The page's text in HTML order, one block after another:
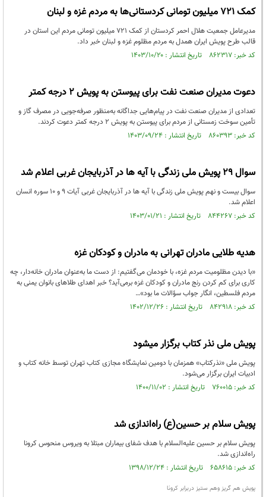
کمک ۷۲۱ میلیون تومانی کردستانی‌ها به مردم غزه و لبنان
مدیرعامل جمعیت هلال احمر کردستان از کمک ۷۲۱ میلیون تومانی مردم این استان در
قالب طرح پویش ایران همدل به مردم مظلوم غزه و لبنان خبر داد.
کد خبر: ۸۶۲۳۱۷ تاریخ انتشار : ۱۴۰۳/۱۰/۲۰
دعوت مدیران صنعت نفت برای پیوستن به پویش ۲ درجه کمتر
تعدادی از مدیران صنعت نفت در پیام‌هایی جداگانه به‌منظور صرفه‌جویی در مصرف گاز و
تأمین سوخت زمستانی از مردم برای پیوستن به پویش ۲ درجه کمتر دعوت کردند.
کد خبر: ۸۶۰۳۹۳ تاریخ انتشار : ۱۴۰۳/۰۹/۲۴
سوال ۲۹ پویش ملی زندگی با آیه ها در آذربایجان غربی اعلام شد
سوال بیست و نهم پویش ملی زندگی با آیه ها در آذربایجان غربی آیات ۹ و ۱۰ سوره انسان
اعلام شد.
کد خبر: ۸۴۴۲۶۷ تاریخ انتشار : ۱۴۰۳/۰۱/۲۱
هدیه طلایی مادران تهرانی به مادران و کودکان غزه
«با دیدن مظلومیت مردم غزه، با خودمان می‌گفتیم: از دست ما به‌عنوان مادران خانه‌دار، چه
کاری برای کم کردن رنج مادران و کودکان غزه برمی‌آید؟ خبر اهدای طلاهای بانوان یمنی به
مردم فلسطین، انگار جواب سؤالات ما بود»…
کد خبر: ۸۴۲۹۱۸ تاریخ انتشار : ۱۴۰۲/۱۲/۲۶
پویش ملی نذر کتاب برگزار میشود
پویش ملی «نذرکتاب» همزمان با دومین نمایشگاه مجازی کتاب تهران توسط خانه کتاب و
ادبیات ایران برگزار می‌شود.
کد خبر: ۷۶۰۰۱۵ تاریخ انتشار : ۱۴۰۰/۱۱/۰۲
پویش سلام بر حسین(ع) راه‌اندازی شد
پویش سلام بر حسین علیه‌السلام با هدف شفای بیماران مبتلا به ویروس منحوس کرونا
راه‌اندازی شد.
کد خبر: ۶۵۸۶۱۵ تاریخ انتشار : ۱۳۹۸/۱۲/۲۴
پویش هم گریز وهم ستیز دربرابر کرونا